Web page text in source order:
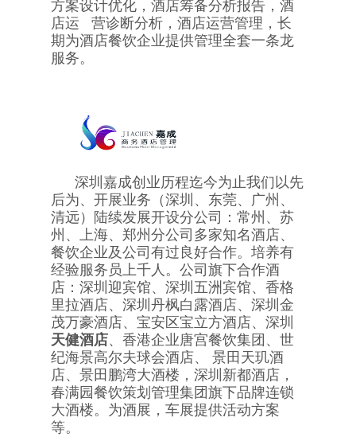
方案设计优化，酒店筹备分析报告，酒
店运 营诊断分析，酒店运营管理，长
期为酒店餐饮企业提供管理全套一条龙
服务。
深圳嘉成创业历程迄今为止我们以先
后为、开展业务（深圳、东莞、广州、
清远）陆续发展开设分公司：常州、苏
州、上海、郑州分公司多家知名酒店、
餐饮企业及公司有过良好合作。培养有
经验服务员上千人。公司旗下合作酒
店：深圳迎宾馆、深圳五洲宾馆、香格
里拉酒店、深圳丹枫白露酒店、深圳金
茂万豪酒店、宝安区宝立方酒店、深圳
天健酒店、香港企业唐宫餐饮集团、世
纪海景高尔夫球会酒店、 景田天玑酒
店、景田鹏湾大酒楼，深圳新都酒店，
春满园餐饮策划管理集团旗下品牌连锁
大酒楼。为酒展，车展提供活动方案
等。